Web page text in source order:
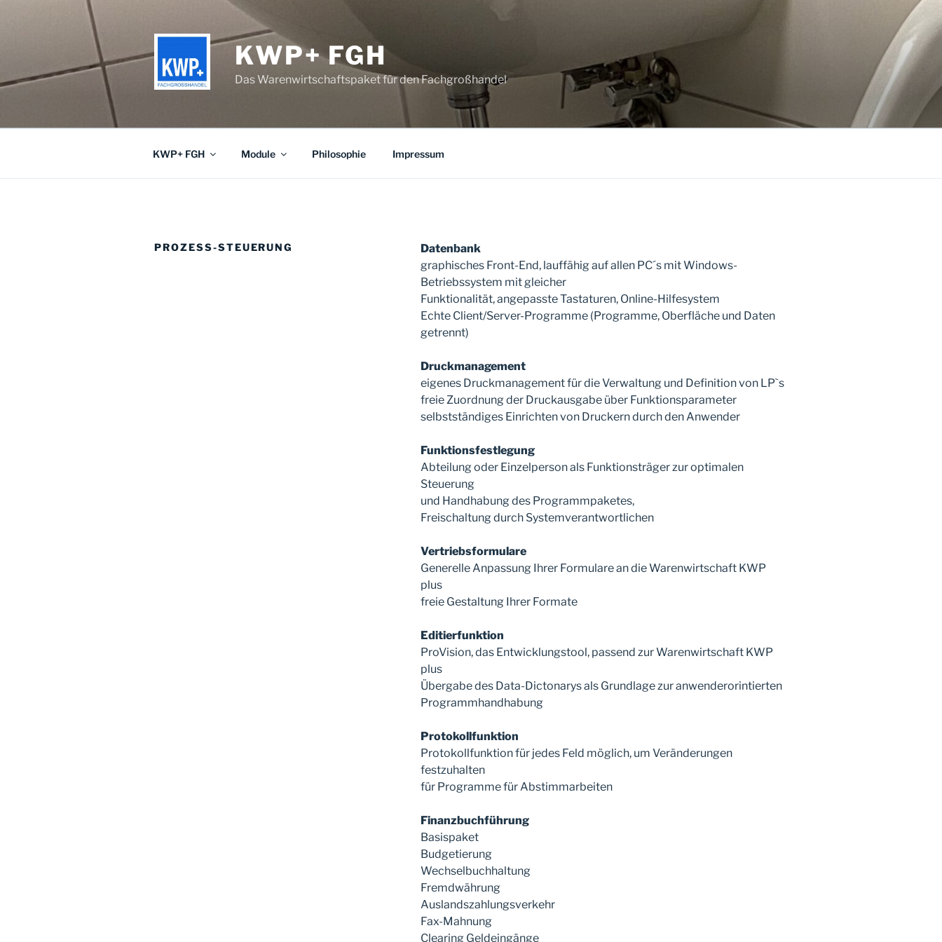
KWP+ FGH
Das Warenwirtschaftspaket für den Fachgroßhandel
KWP+ FGH Module Philosophie Impressum
PROZESS-STEUERUNG
Datenbank
graphisches Front-End, lauffähig auf allen PC´s mit Windows-
Betriebssystem mit gleicher
Funktionalität, angepasste Tastaturen, Online-Hilfesystem
Echte Client/Server-Programme (Programme, Oberfläche und Daten
getrennt)
Druckmanagement
eigenes Druckmanagement für die Verwaltung und Definition von LP`s
freie Zuordnung der Druckausgabe über Funktionsparameter
selbstständiges Einrichten von Druckern durch den Anwender
Funktionsfestlegung
Abteilung oder Einzelperson als Funktionsträger zur optimalen
Steuerung
und Handhabung des Programmpaketes,
Freischaltung durch Systemverantwortlichen
Vertriebsformulare
Generelle Anpassung Ihrer Formulare an die Warenwirtschaft KWP
plus
freie Gestaltung Ihrer Formate
Editierfunktion
ProVision, das Entwicklungstool, passend zur Warenwirtschaft KWP
plus
Übergabe des Data-Dictonarys als Grundlage zur anwenderorintierten
Programmhandhabung
Protokollfunktion
Protokollfunktion für jedes Feld möglich, um Veränderungen
festzuhalten
für Programme für Abstimmarbeiten
Finanzbuchführung
Basispaket
Budgetierung
Wechselbuchhaltung
Fremdwährung
Auslandszahlungsverkehr
Fax-Mahnung
Clearing Geldeingänge